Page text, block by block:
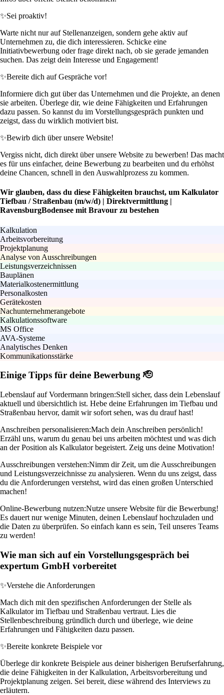
✨Sei proaktiv!
Warte nicht nur auf Stellenanzeigen, sondern gehe aktiv auf
Unternehmen zu, die dich interessieren. Schicke eine
Initiativbewerbung oder frage direkt nach, ob sie gerade jemanden
suchen. Das zeigt dein Interesse und Engagement!
✨Bereite dich auf Gespräche vor!
Informiere dich gut über das Unternehmen und die Projekte, an denen
sie arbeiten. Überlege dir, wie deine Fähigkeiten und Erfahrungen
dazu passen. So kannst du im Vorstellungsgespräch punkten und
zeigst, dass du wirklich motiviert bist.
✨Bewirb dich über unsere Website!
Vergiss nicht, dich direkt über unsere Website zu bewerben! Das macht
es für uns einfacher, deine Bewerbung zu bearbeiten und du erhöhst
deine Chancen, schnell in den Auswahlprozess zu kommen.
Wir glauben, dass du diese Fähigkeiten brauchst, um Kalkulator
Tiefbau / Straßenbau (m/w/d) | Direktvermittlung |
RavensburgBodensee mit Bravour zu bestehen
Kalkulation
Arbeitsvorbereitung
Projektplanung
Analyse von Ausschreibungen
Leistungsverzeichnissen
Bauplänen
Materialkostenermittlung
Personalkosten
Gerätekosten
Nachunternehmerangebote
Kalkulationssoftware
MS Office
AVA-Systeme
Analytisches Denken
Kommunikationsstärke
Einige Tipps für deine Bewerbung 🫡
Lebenslauf auf Vordermann bringen:Stell sicher, dass dein Lebenslauf
aktuell und übersichtlich ist. Hebe deine Erfahrungen im Tiefbau und
Straßenbau hervor, damit wir sofort sehen, was du drauf hast!
Anschreiben personalisieren:Mach dein Anschreiben persönlich!
Erzähl uns, warum du genau bei uns arbeiten möchtest und was dich
an der Position als Kalkulator begeistert. Zeig uns deine Motivation!
Ausschreibungen verstehen:Nimm dir Zeit, um die Ausschreibungen
und Leistungsverzeichnisse zu analysieren. Wenn du uns zeigst, dass
du die Anforderungen verstehst, wird das einen großen Unterschied
machen!
Online-Bewerbung nutzen:Nutze unsere Website für die Bewerbung!
Es dauert nur wenige Minuten, deinen Lebenslauf hochzuladen und
die Daten zu überprüfen. So einfach kann es sein, Teil unseres Teams
zu werden!
Wie man sich auf ein Vorstellungsgespräch bei
expertum GmbH vorbereitet
✨Verstehe die Anforderungen
Mach dich mit den spezifischen Anforderungen der Stelle als
Kalkulator im Tiefbau und Straßenbau vertraut. Lies die
Stellenbeschreibung gründlich durch und überlege, wie deine
Erfahrungen und Fähigkeiten dazu passen.
✨Bereite konkrete Beispiele vor
Überlege dir konkrete Beispiele aus deiner bisherigen Berufserfahrung,
die deine Fähigkeiten in der Kalkulation, Arbeitsvorbereitung und
Projektplanung zeigen. Sei bereit, diese während des Interviews zu
erläutern.